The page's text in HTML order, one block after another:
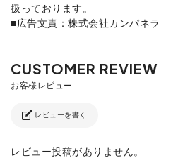
扱っております。
■広告文責：株式会社カンパネラ
レビューを書く
レビュー投稿がありません。